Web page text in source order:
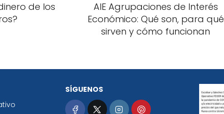
de los
AIE Agrupaciones de Interés
Económico: Qué son, para qué
sirven y cómo funcionan
SÍGUENOS